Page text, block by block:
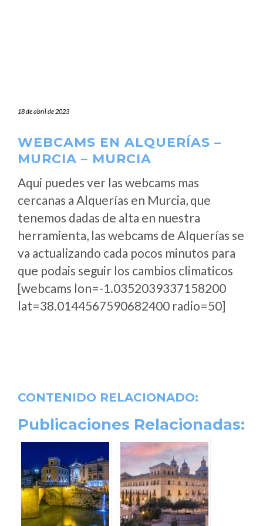
18 de abril de 2023
WEBCAMS EN ALQUERÍAS –
MURCIA – MURCIA
Aqui puedes ver las webcams mas
cercanas a Alquerías en Murcia, que
tenemos dadas de alta en nuestra
herramienta, las webcams de Alquerías se
va actualizando cada pocos minutos para
que podais seguir los cambios climaticos
[webcams lon=-1.0352039337158200
lat=38.0144567590682400 radio=50]
CONTENIDO RELACIONADO:
Publicaciones Relacionadas: